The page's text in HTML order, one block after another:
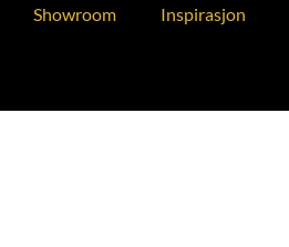
Showroom Inspirasjon